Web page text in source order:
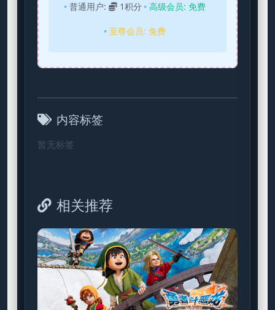
普通用户: 1积分 高级会员: 免费
至尊会员: 免费
内容标签
暂无标签
相关推荐